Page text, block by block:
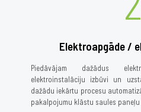
Elektroapgāde /
Piedāvājam dažādus
elektroinstalāciju izbūvi un
dažādu iekārtu procesu
pakalpojumu klāstu saules